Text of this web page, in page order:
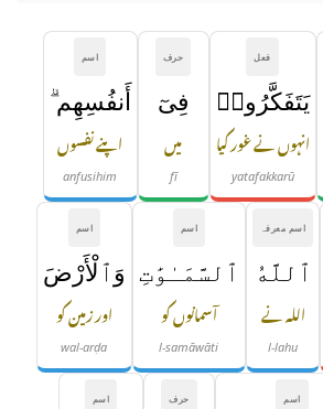
فعل
يَتَفَكَّرُوا۟
انہوں نے غور کیا
yatafakkarū
حرف
فِىٓ
میں
fī
اسم
أَنفُسِهِم ۗ
اپنے نفسوں
anfusihim
اسم معرفہ
ٱللَّهُ
اللہ نے
l-lahu
اسم
ٱلسَّمَـٰوَٰتِ
آسمانوں کو
l-samāwāti
اسم
وَٱلْأَرْضَ
اور زمین کو
wal-arḍa
اسم حرف اسم